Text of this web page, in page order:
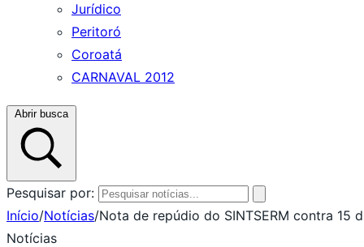
Jurídico
Peritoró
Coroatá
CARNAVAL 2012
Abrir busca
Pesquisar por:
Início/Notícias/Nota de repúdio do SINTSERM contra 15
Notícias